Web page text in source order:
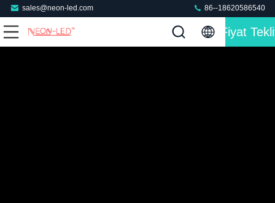
sales@neon-led.com 86--18620586540
Fiyat